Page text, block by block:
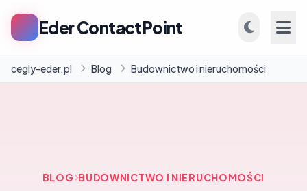
Eder ContactPoint
Firmy
cegly-eder.pl Blog Budownictwo i nieruchomości
BLOG BUDOWNICTWO I NIERUCHOMOŚCI